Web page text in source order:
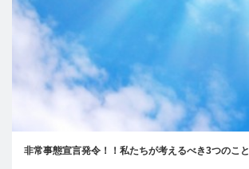
非常事態宣言発令！！私たちが考えるべき3つのこと